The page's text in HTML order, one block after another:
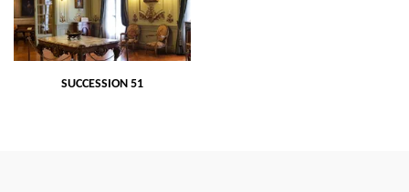
SUCCESSION 51